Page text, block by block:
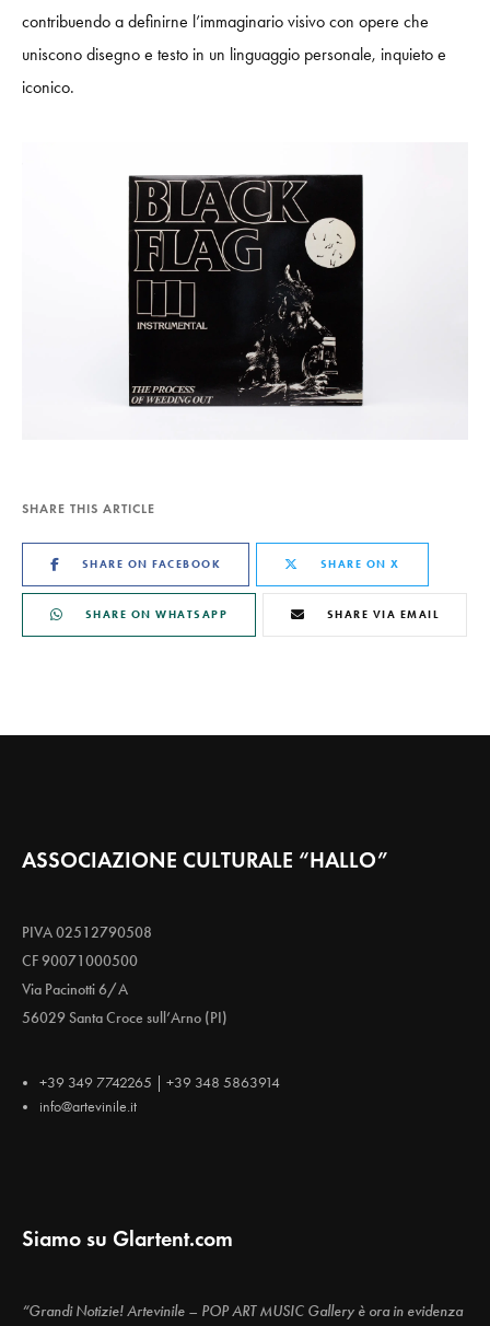
contribuendo a definirne l’immaginario visivo con opere che
uniscono disegno e testo in un linguaggio personale, inquieto e
iconico.
SHARE THIS ARTICLE
SHARE ON FACEBOOK SHARE ON X
SHARE ON WHATSAPP SHARE VIA EMAIL
ASSOCIAZIONE CULTURALE “HALLO”
PIVA 02512790508
CF 90071000500
Via Pacinotti 6/A
56029 Santa Croce sull’Arno (PI)
+39 349 7742265 | +39 348 5863914
info@artevinile.it
Siamo su Glartent.com
“Grandi Notizie! Artevinile – POP ART MUSIC Gallery è ora in evidenza